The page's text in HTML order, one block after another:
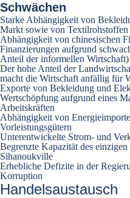
Schwächen
Starke Abhängigkeit von
Markt sowie von Textilrohstoffen
Abhängigkeit von chinesischen
Finanzierungen aufgrund
Anteil der informellen Wirtschaft)
Der hohe Anteil der
macht die Wirtschaft anfällig für
Exporte von Bekleidung und
Wertschöpfung aufgrund eines
Arbeitskräften
Abhängigkeit von
Vorleistungsgütern
Unterentwickelte Strom- und
Begrenzte Kapazität des
Sihanoukville
Erhebliche Defizite in der
Korruption
Handelsaustausch